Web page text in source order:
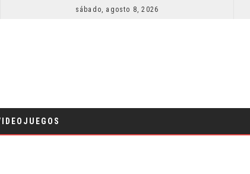
CINE
sábado, agosto 8, 2026